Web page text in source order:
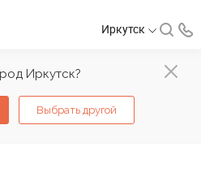
Иркутск?
Выбрать другой
Иркутск